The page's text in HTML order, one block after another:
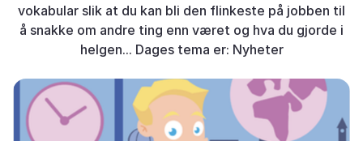
vokabular slik at du kan bli den flinkeste på jobben til
å snakke om andre ting enn været og hva du gjorde i
helgen... Dages tema er: Nyheter